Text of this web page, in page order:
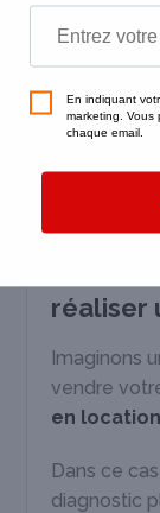
un coût. En
80 et 250 €
logement à
calcul de
réaliser
Imaginons
vendre
en
Dans ce
diagnostic